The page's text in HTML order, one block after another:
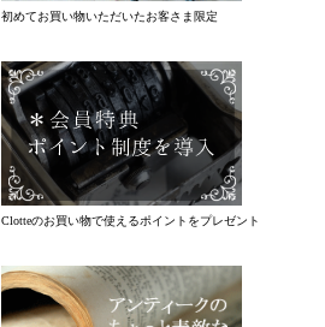
初めてお買い物いただいたお客さま限定
Clotteのお買い物で使えるポイントをプレゼント